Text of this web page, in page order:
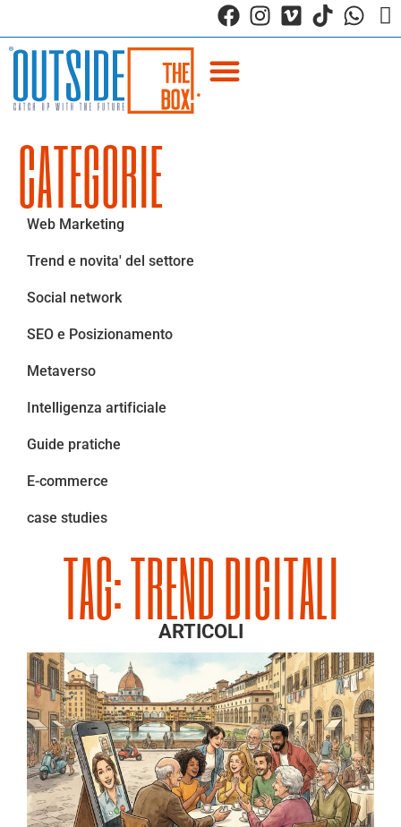
TAG: TREND DIGITALI
ARTICOLI
CATEGORIE
Web Marketing
Trend e novita' del settore
Social network
SEO e Posizionamento
Metaverso
Intelligenza artificiale
Guide pratiche
E-commerce
case studies